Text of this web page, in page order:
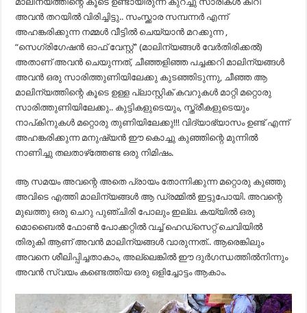
അവൻ തറയിൽ വിരിച്ചിട്ടു.. സംസ്ക്കാര സമ്പന്നർ എന്ന്
അഹങ്കരിക്കുന്ന നമ്മൾ വീട്ടിൽ ചെയ്യാൻ മറക്കുന്ന ,
“സെഗ്രിഗേഷൻ ഓഫ്‌ വേസ്റ്റ്” (മാലിന്യങ്ങൾ വേർതിരിക്കൽ)
അതാണ് അവൻ ചെയുന്നത്, ചീഞ്ഞളിഞ്ഞ പച്ചക്കറി മാലിന്യങ്ങൾ
അവൻ ഒരു സാരിത്തുണിയിലേക്കു കുടഞ്ഞിടുന്നു, ചീഞ്ഞ ആ
മാലിന്യത്തിന്റെ കൂടെ ഉള്ള പ്ലാസ്റ്റിക് കവറുകൾ മാറ്റി മറ്റൊരു
സാരിത്തുണിയിലേക്കു.. കുട്ടികളുടെയും, സ്ത്രീകളുടെയും
നാപ്കിനുകൾ മറ്റൊരു തുണിയിലേക്കു!!! വിദ്യാഭ്യാസം ഉണ്ട് എന്ന്
അഹങ്കരിക്കുന്ന മനുഷ്യൻ ഈ കൊച്ചു കുഞ്ഞിന്റെ മുന്നിൽ
നാണിച്ചു തലതാഴ്‌ത്തേണ്ട ഒരു നിമിഷം.
ആ സമയം അവന്റെ അതെ പ്രായം തോന്നിക്കുന്ന മറ്റൊരു കുഞ്ഞു
അവിടെ എത്തി മാലിന്യങ്ങൾ ആ ഡ്രമ്മിൽ ഇട്ടുപോയി. അവന്റെ
മുഖത്തു ഒരു ചെറു പുഞ്ചിരി പോലും ഇല്ല. കയ്യിൽ ഒരു
മൊബൈൽ ഫോൺ പോക്കറ്റിൽ വച്ച് ഹെഡ്സെറ്റ് ചെവിയിൽ
തിരുകി ആണ് അവൻ മാലിന്യങ്ങൾ വാരുന്നത്.. ആരെങ്കിലും
അവനെ ശീലിപ്പിച്ചതാകാം, അല്ലെങ്കിൽ ഈ ദുർഗന്ധത്തിൽനിന്നും
അവൻ സ്വയം കണ്ടെത്തിയ ഒരു ഒളിച്ചോട്ടം ആകാം.